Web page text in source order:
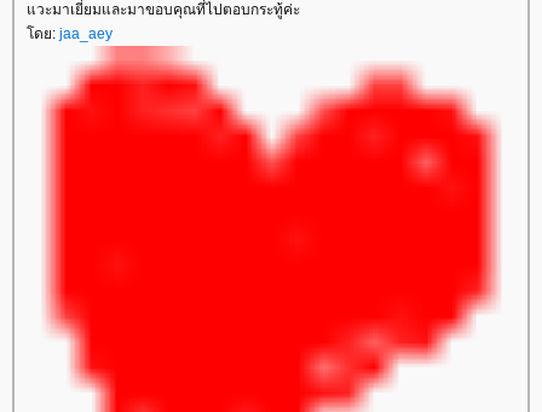
วะมาเยี่ยมและมาขอบคุณที่ไปตอบกระทู้ค่ะ
ดย: jaa_aey